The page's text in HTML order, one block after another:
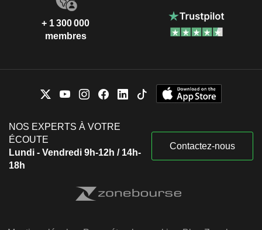
+ 1 300 000
membres
NOS EXPERTS À VOTRE
ÉCOUTE
Lundi - Vendredi 9h-12h / 14h-
18h
Contactez-nous